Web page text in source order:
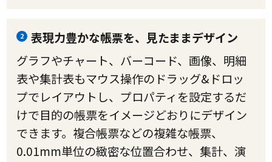
2
表現力豊かな帳票を、見たままデザイン
グラフやチャート、バーコード、画像、明細
表や集計表もマウス操作のドラッグ&ドロッ
プでレイアウトし、プロパティを設定するだ
けで目的の帳票をイメージどおりにデザイン
できます。複合帳票などの複雑な帳票、
0.01mm単位の緻密な位置合わせ、集計、演